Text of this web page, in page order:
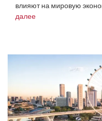
влияют на мировую
далее